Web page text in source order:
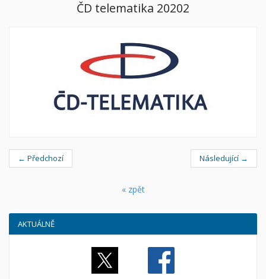
ČD telematika 20202
← Předchozí Následující →
« zpět
AKTUÁLNĚ